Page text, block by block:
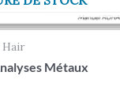
Hair
Métaux